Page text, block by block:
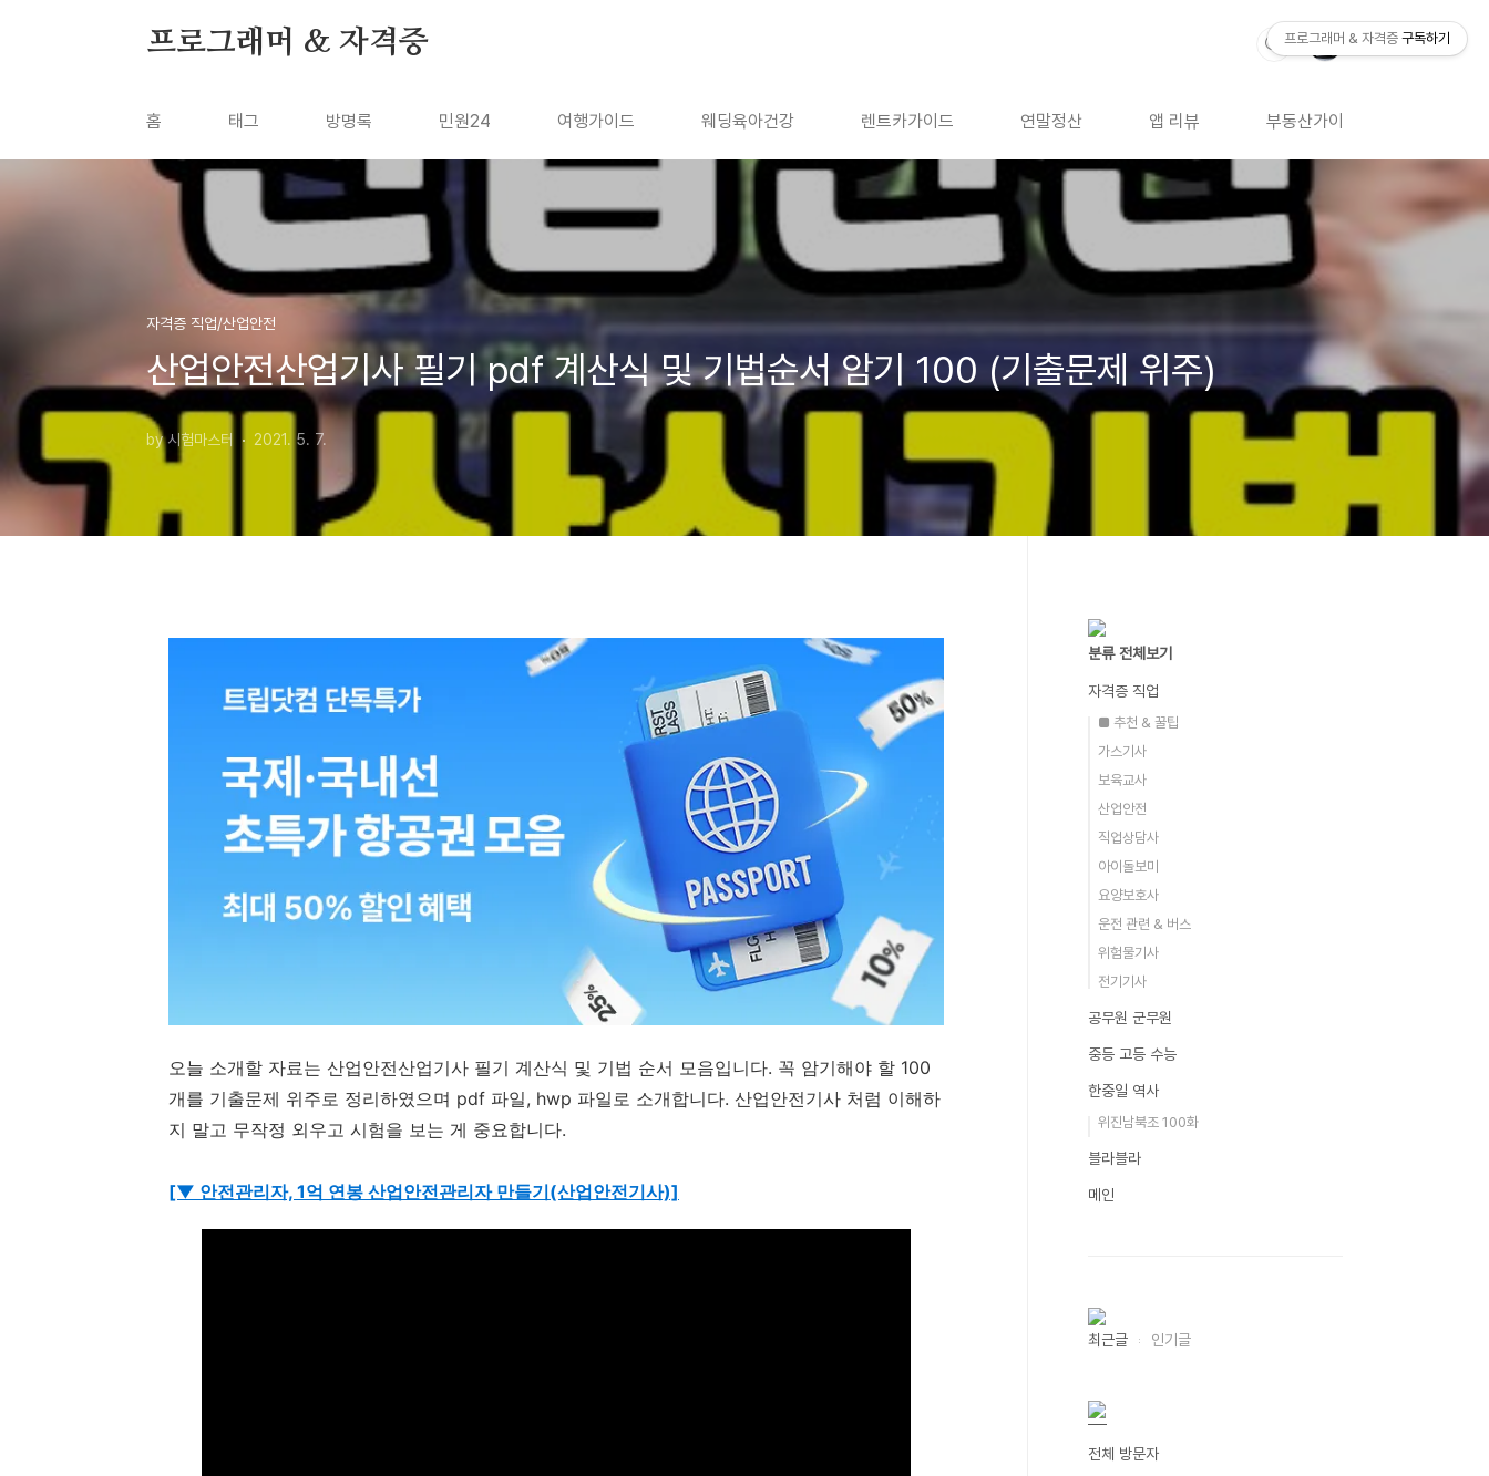
프로그래머 & 자격증
홈 태그 방명록 민원24 여행가이드 웨딩육아건강 렌트카가이드 연말정산 앱 리뷰 부동산가이드
자격증 직업/산업안전
산업안전산업기사 필기 pdf 계산식 및 기법순서 암기 100 (기출문제 위주)
by 시험마스터 2021. 5. 7.
오늘 소개할 자료는 산업안전산업기사 필기 계산식 및 기법 순서 모음입니다. 꼭 암기해야 할 100
개를 기출문제 위주로 정리하였으며 pdf 파일, hwp 파일로 소개합니다. 산업안전기사 처럼 이해하
지 말고 무작정 외우고 시험을 보는 게 중요합니다.
[▼ 안전관리자, 1억 연봉 산업안전관리자 만들기(산업안전기사)]
분류 전체보기
자격증 직업
■ 추천 & 꿀팁
가스기사
보육교사
산업안전
직업상담사
아이돌보미
요양보호사
운전 관련 & 버스
위험물기사
전기기사
공무원 군무원
중등 고등 수능
한중일 역사
위진남북조 100화
블라블라
메인
최근글 인기글
전체 방문자
프로그래머 & 자격증 구독하기